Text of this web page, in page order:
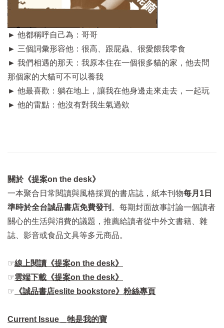
► 他都稱呼自己為：哥哥
► 三個詞彙形容他：很高、跟屁蟲、很愛餵我零食
► 我們相遇的那天：我原本住在一個很多貓的家，他去問
那個家的大貓可不可以養我
► 他最喜歡：躺在地上，讓我在他身邊走來走去，一起玩
► 他的雷點：他沒有對我生氣過欸
關於《提案on the desk》
一本聚合日常閱讀與風格採買的書店誌，紙本刊物每月1日
準時於全台誠品書店免費發刊 。每期封面故事討論一個讀者
關心的生活與消費的議題，推薦給讀者從中外文書籍、雜
誌、影音或食品文具等多元商品。
☞線上閱讀《提案on the desk》
☞雲端下載《提案on the desk》
☞ 《誠品書店eslite bookstore》粉絲專頁
Current Issue＿牠是我的寶